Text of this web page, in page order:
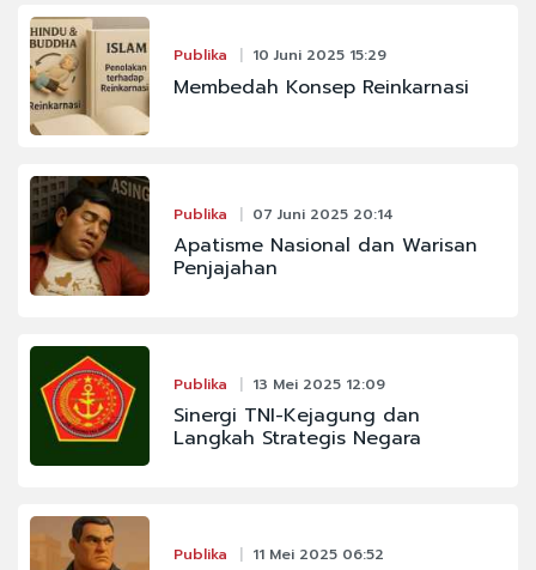
Publika 10 Juni 2025 15:29
Membedah Konsep Reinkarnasi
Publika 07 Juni 2025 20:14
Apatisme Nasional dan Warisan
Penjajahan
Publika 13 Mei 2025 12:09
Sinergi TNI-Kejagung dan
Langkah Strategis Negara
Publika 11 Mei 2025 06:52